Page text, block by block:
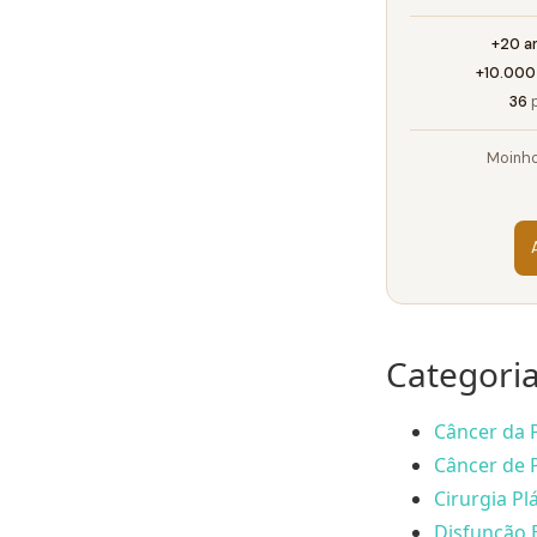
+20
+10.000
36
Câncer da
Câncer de
Cirurgia